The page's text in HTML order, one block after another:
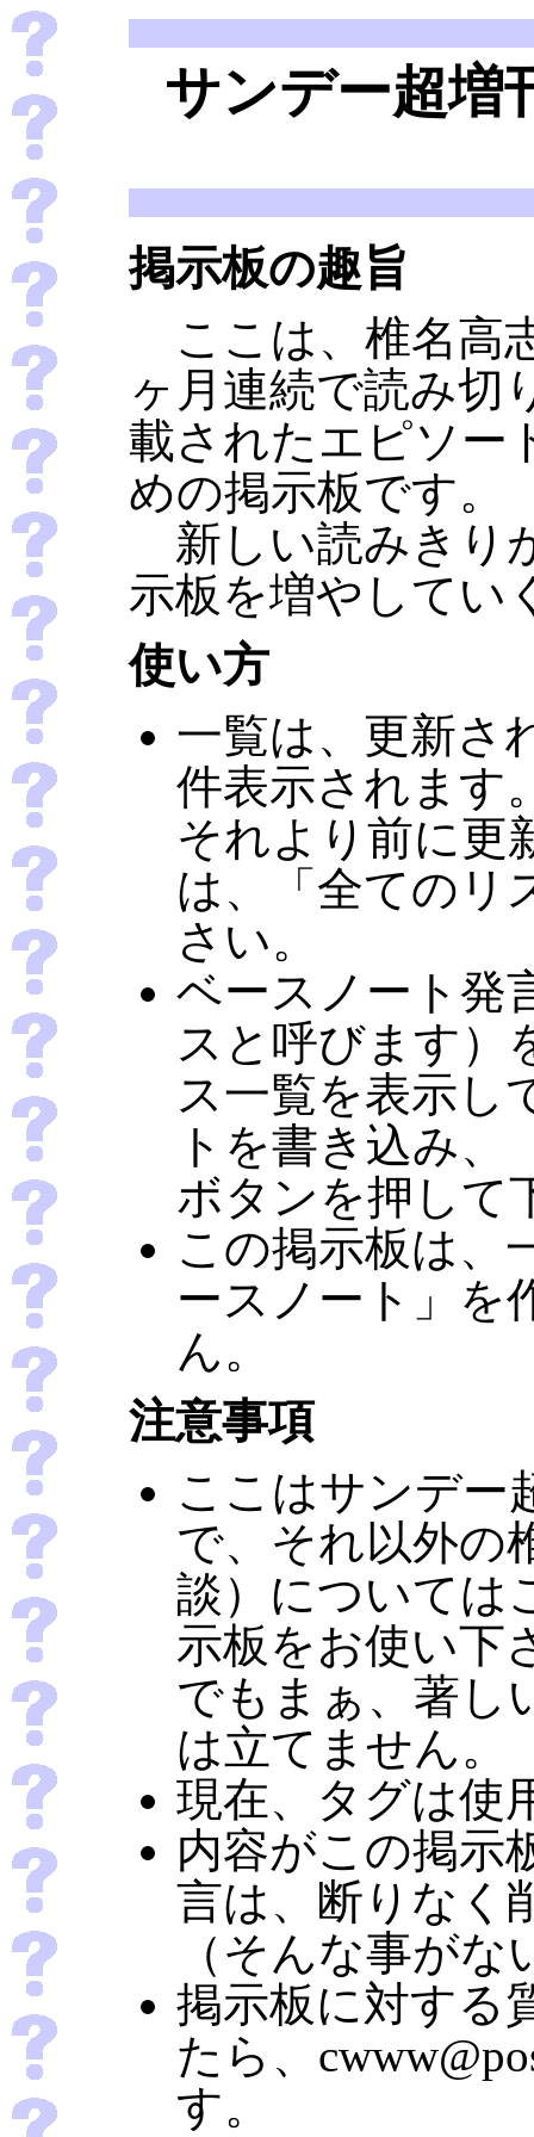
サンデー超増
掲示板の趣旨
ここは、椎名高
ヶ月連続で読み切
載されたエピソー
めの掲示板です。
新しい読みきり
示板を増やしてい
使い方
一覧は、更新さ
件表示されます
それより前に更
は、「全てのリ
さい。
ベースノート発
スと呼びます）
ス一覧を表示し
トを書き込み
ボタンを押して
この掲示板は、
ースノート」を
ん。
注意事項
ここはサンデー
で、それ以外の
談）については
示板をお使い下
でもまぁ、著し
は立てません。
現在、タグは使
内容がこの掲示
言は、断りなく
（そんな事が
掲示板に対する
たら、
す。